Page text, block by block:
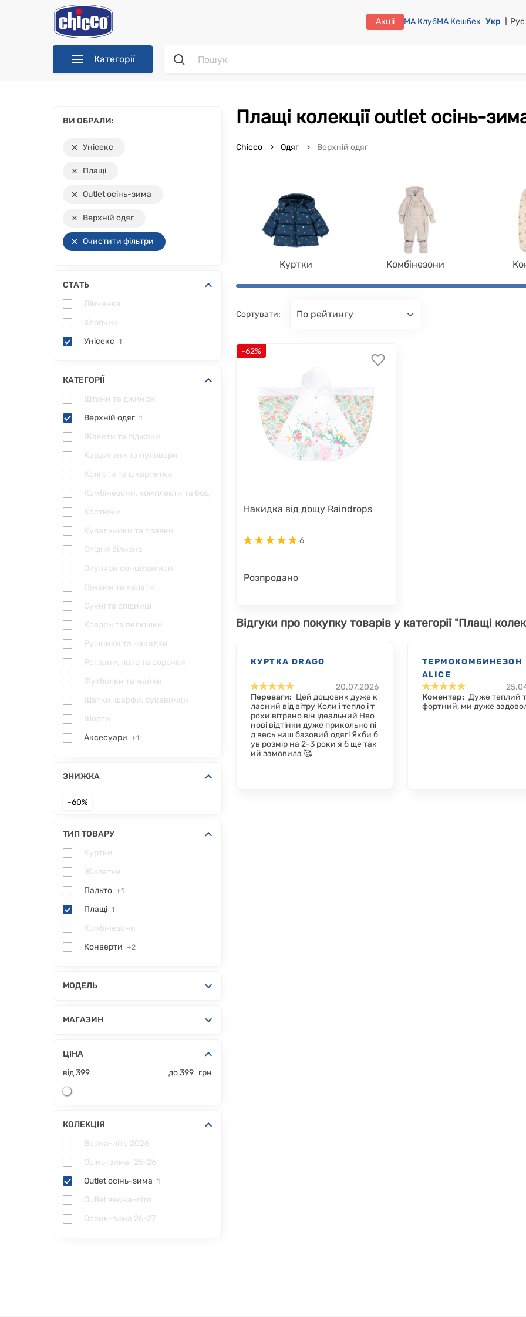
Акції МА КлубМА Кешбек Укр Рус
Категорії
ВИ ОБРАЛИ:
Унісекс
Плащі
Outlet осінь-зима
Верхній одяг
Очистити фільтри
СТАТЬ
Дівчинка
Хлопчик
Унісекс 1
КАТЕГОРІЇ
Штани та джинси
Верхній одяг 1
Жакети та піджаки
Кардигани та пуловери
Колготи та шкарпетки
Комбінезони, комплекти та боді
Костюми
Купальники та плавки
Спідня білизна
Окуляри сонцезахисні
Піжами та халати
Сукні та спідниці
Ковдри та пелюшки
Рушники та накидки
Реглани, поло та сорочки
Футболки та майки
Шапки, шарфи, рукавички
Шорти
Аксесуари +1
ЗНИЖКА
-60%
ТИП ТОВАРУ
Куртки
Жилетки
Пальто +1
Плащі 1
Комбінезони
Конверти +2
МОДЕЛЬ
МАГАЗИН
ЦІНА
від399 до399 грн
КОЛЕКЦІЯ
Весна-літо 2026
Осінь-зима `25-26
Outlet осінь-зима 1
Outlet весна-літо
Осень-зима 26-27
Плащі колекції outlet осінь-
Chicco Одяг Верхній одяг
Куртки Комбінезони
Сортувати: по рейтингу
-62%
Накидка від дощу Raindrops
6
Розпродано
Відгуки про покупку товарів у категорії "Плащі
КУРТКА DRAGO
20.07.2026
Переваги: Цей дощовик дуже к
ласний від вітру Коли і тепло і т
рохи вітряно він ідеальний Нео
нові відтінки дуже прикольно пі
д весь наш базовий одяг! Якби б
ув розмір на 2-3 роки я б ще так
ий замовила 🥰
ТЕРМОКОМБИНЕЗОН
ALICE
Коментар: Дуже теплий
фортний, ми дуже